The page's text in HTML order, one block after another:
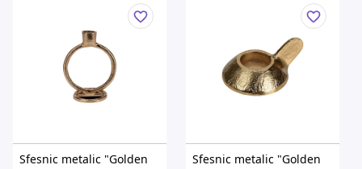
Sfesnic metalic "Golden
Sfesnic metalic "Golden